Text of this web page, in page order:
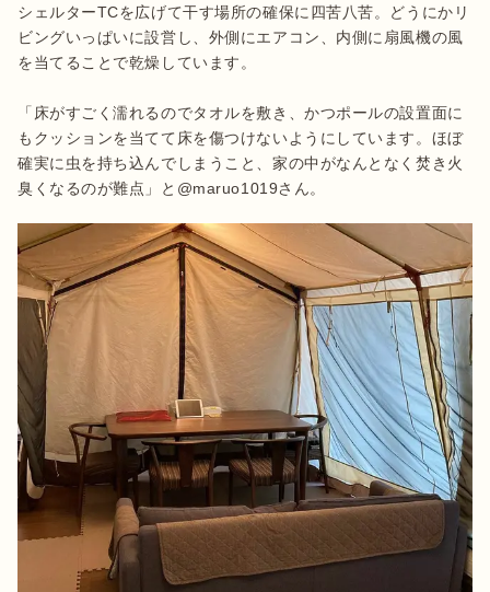
シェルターTCを広げて干す場所の確保に四苦八苦。どうにかリ
ビングいっぱいに設営し、外側にエアコン、内側に扇風機の風
を当てることで乾燥しています。
「床がすごく濡れるのでタオルを敷き、かつポールの設置面に
もクッションを当てて床を傷つけないようにしています。ほぼ
確実に虫を持ち込んでしまうこと、家の中がなんとなく焚き火
臭くなるのが難点」と@maruo1019さん。